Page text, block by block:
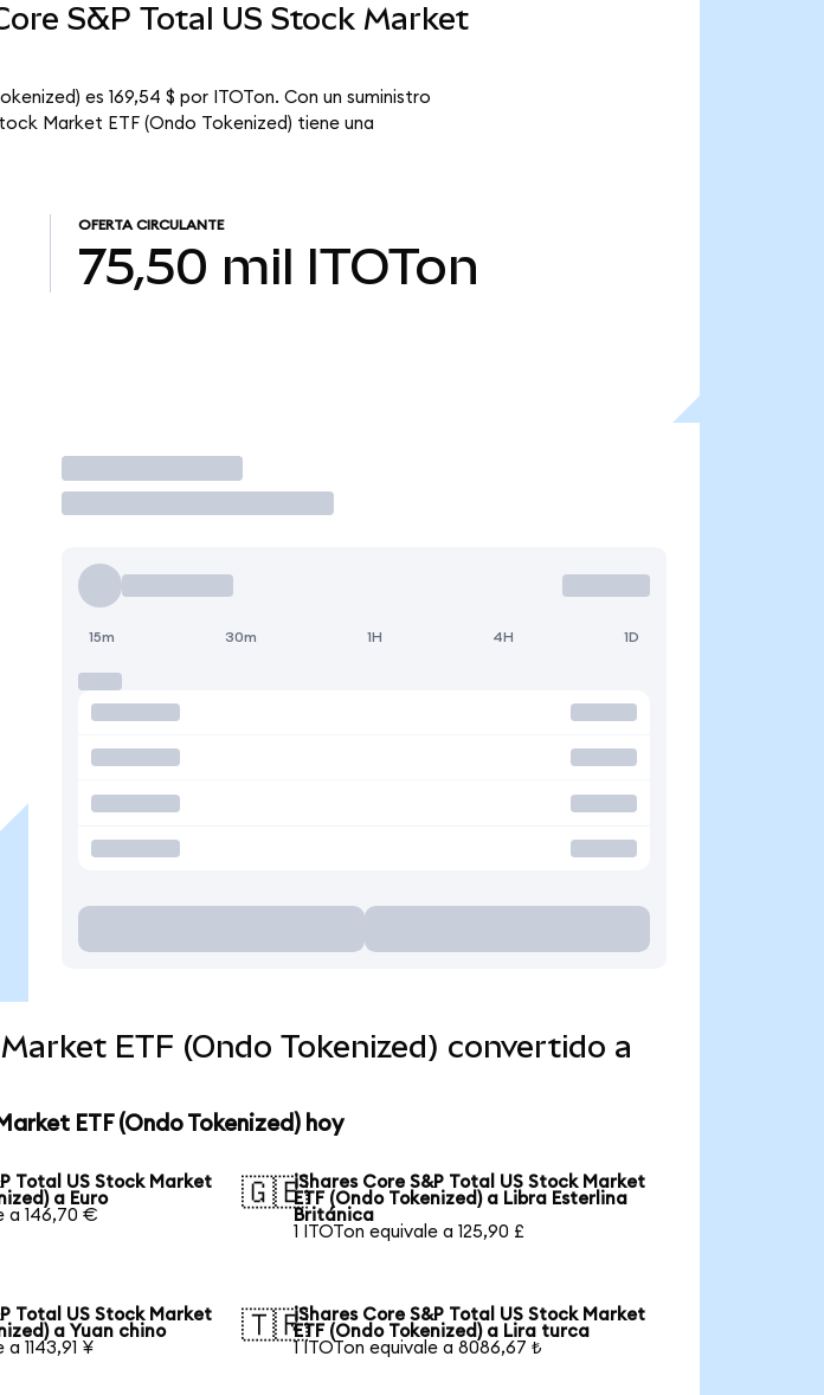
S&P Total US Stock Market
es 169,54 $ por ITOTon. Con un suministro
Market ETF (Ondo Tokenized) tiene una
OFERTA CIRCULANTE
75,50 mil ITOTon
Operar
15m 30m 1H 4H 1D
ETF (Ondo Tokenized) convertido a
ETF (Ondo Tokenized) hoy
Total US Stock Market
a Euro
a 146,70 €
🇬🇧iShares Core S&P Total US Stock Market
ETF (Ondo Tokenized) a Libra Esterlina
Británica
1 ITOTon equivale a 125,90 £
Total US Stock Market
a Yuan chino
1143,91 ¥
🇹🇷iShares Core S&P Total US Stock Market
ETF (Ondo Tokenized) a Lira turca
1 ITOTon equivale a 8086,67 ₺